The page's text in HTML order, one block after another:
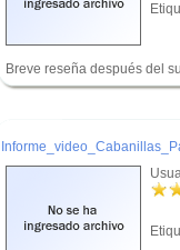
Breve reseña después del